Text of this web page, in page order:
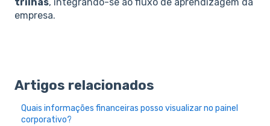
empresa.
Artigos relacionados
Quais informações financeiras posso visualizar no painel
corporativo?